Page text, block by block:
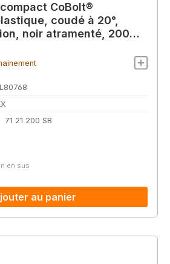
CoBolt®
coudé à 20°,
noir atramenté, 200
71 21 200 SB
en sus
au panier